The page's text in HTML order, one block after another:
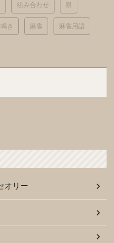
組み合わせ 親
鳴き 麻雀 麻雀用語
オリー